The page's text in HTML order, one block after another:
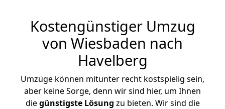
Kostengünstiger Umzug
von Wiesbaden nach
Havelberg
Umzüge können mitunter recht kostspielig sein,
aber keine Sorge, denn wir sind hier, um Ihnen
diegünstigste Lösung zu bieten. Wir sind die